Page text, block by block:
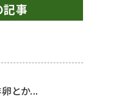
記事
とか...